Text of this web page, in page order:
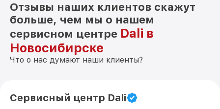
Отзывы наших клиентов скажут
больше, чем мы о нашем
сервисном центре Dali в
Новосибирске
Что о нас думают наши клиенты?
Сервисный центр Dali